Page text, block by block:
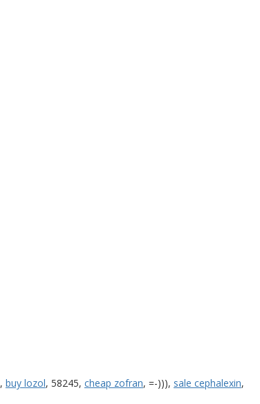
buy lozol, 58245, cheap zofran, =-))), sale cephalexin,